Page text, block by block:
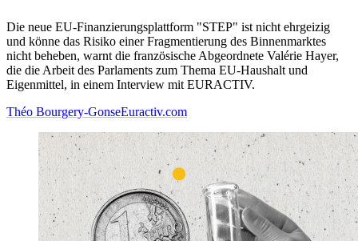
Die neue EU-Finanzierungsplattform "STEP" ist nicht ehrgeizig
und könne das Risiko einer Fragmentierung des Binnenmarktes
nicht beheben, warnt die französische Abgeordnete Valérie Hayer,
die die Arbeit des Parlaments zum Thema EU-Haushalt und
Eigenmittel, in einem Interview mit EURACTIV.
Théo Bourgery-GonseEuractiv.com